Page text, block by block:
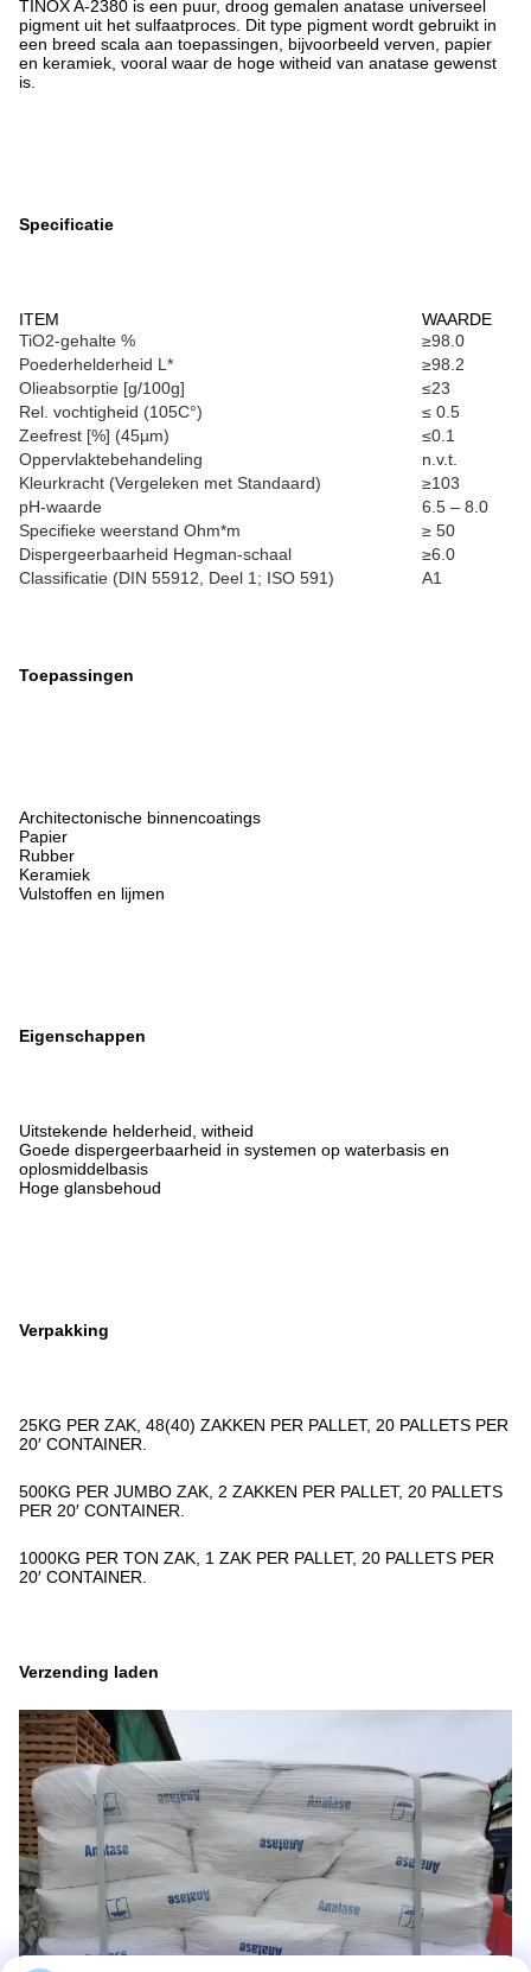
​TINOX A-2380 is een puur, droog gemalen anatase universeel
pigment uit het sulfaatproces. Dit type pigment wordt gebruikt in
een breed scala aan toepassingen, bijvoorbeeld verven, papier
en keramiek, vooral waar de hoge witheid van anatase gewenst
is.
Specificatie
ITEM
WAARDE
TiO2-gehalte %
≥98.0
Poederhelderheid L*
≥98.2
Olieabsorptie [g/100g]
≤23
Rel. vochtigheid (105C°)
≤ 0.5
Zeefrest [%] (45µm)
≤0.1
Oppervlaktebehandeling
n.v.t.
Kleurkracht (Vergeleken met Standaard)
≥103
pH-waarde
6.5 – 8.0
Specifieke weerstand Ohm*m
≥ 50
Dispergeerbaarheid Hegman-schaal
≥6.0
Classificatie (DIN 55912, Deel 1; ISO 591)
A1
Toepassingen
Architectonische binnencoatings
Papier
Rubber
Keramiek
Vulstoffen en lijmen
Eigenschappen
Uitstekende helderheid, witheid
Goede dispergeerbaarheid in systemen op waterbasis en
oplosmiddelbasis
Hoge glansbehoud
Verpakking
25KG PER ZAK, 48(40) ZAKKEN PER PALLET, 20 PALLETS PER
20′ CONTAINER.
500KG PER JUMBO ZAK, 2 ZAKKEN PER PALLET, 20 PALLETS
PER 20′ CONTAINER.
1000KG PER TON ZAK, 1 ZAK PER PALLET, 20 PALLETS PER
20′ CONTAINER.
Verzending laden